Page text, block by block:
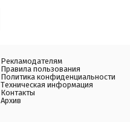
Рекламодателям
Правила пользования
Политика конфиденциальности
Техническая информация
Контакты
Архив